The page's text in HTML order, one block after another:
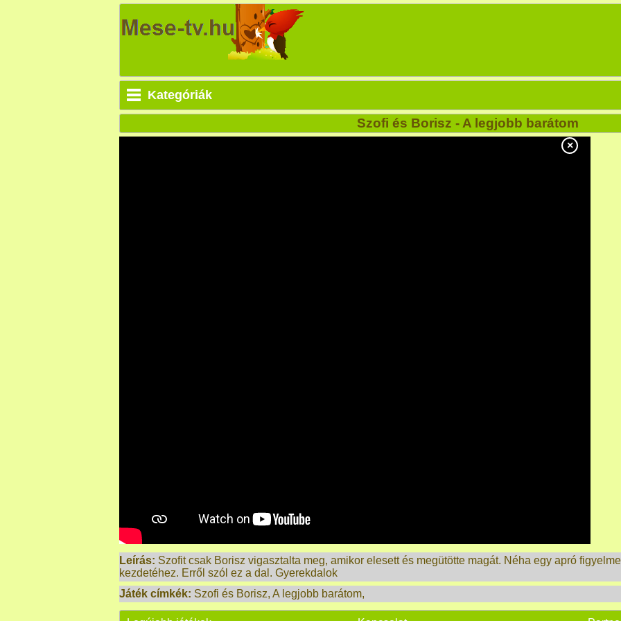
×
Kategóriák
Szofi és Borisz - A legjobb barátom
Leírás: Szofit csak Borisz vigasztalta meg, amikor elesett és megütötte magát. Néha egy apró
kezdetéhez. Erről szól ez a dal. Gyerekdalok
Játék címkék: Szofi és Borisz, A legjobb barátom,